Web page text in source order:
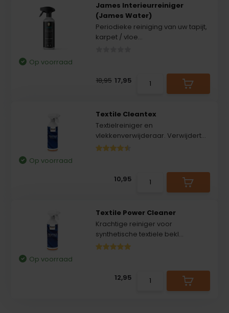
James Interieurreiniger
(James Water)
Periodieke reiniging van uw tapijt,
karpet / vloe...
Op voorraad
18,95 17,95
Textile Cleantex
Textielreiniger en
vlekkenverwijderaar. Verwijdert...
Op voorraad
10,95
Textile Power Cleaner
Krachtige reiniger voor
synthetische textiele bekl...
Op voorraad
12,95